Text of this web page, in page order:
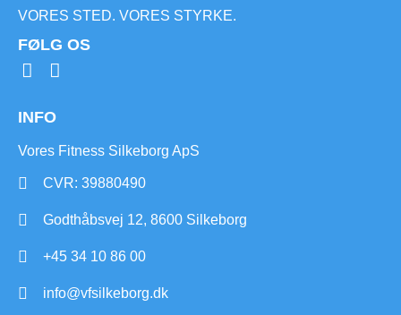
VORES STED. VORES STYRKE.
FØLG OS
INFO
Vores Fitness Silkeborg ApS
CVR: 39880490
Godthåbsvej 12, 8600 Silkeborg
+45 34 10 86 00
info@vfsilkeborg.dk